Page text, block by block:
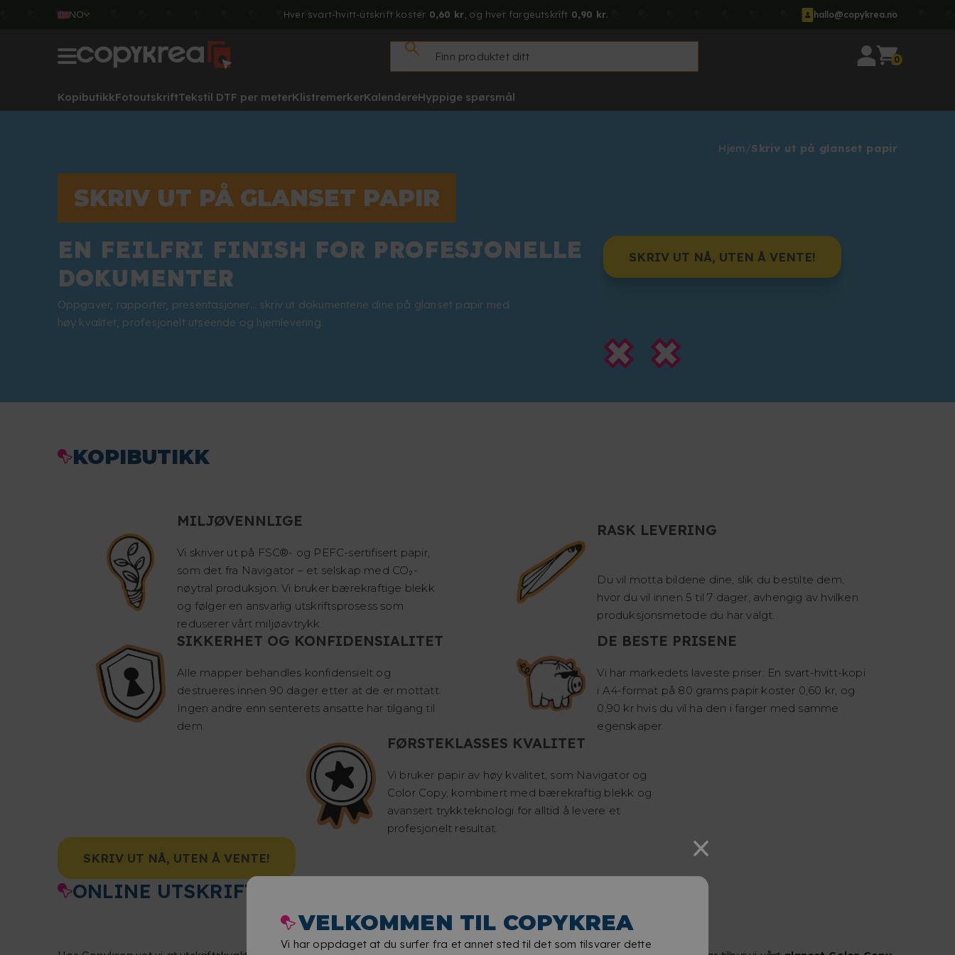
VELKOMMEN TIL COPYKREA
Vi har oppdaget at du surfer fra et annet sted til det som tilsvarer dette
NO Hver svart-hvitt-utskrift koster 0,60 kr , og hver fargeutskrift 0,90 kr. hallo@copykrea.no
0
KopibutikkFotoutskriftTekstil DTF per meterKlistremerkerKalendereHyppige spørsmål
Hjem Skriv ut på glanset papir
SKRIV UT PÅ GLANSET PAPIR
EN FEILFRI FINISH FOR PROFESJONELLE
DOKUMENTER
Oppgaver, rapporter, presentasjoner… skriv ut dokumentene dine på glanset papir med
høy kvalitet, profesjonelt utseende og hjemlevering.
SKRIV UT NÅ, UTEN Å VENTE!
KOPIBUTIKK
MILJØVENNLIGE
Vi skriver ut på FSC®- og PEFC-sertifisert papir,
som det fra Navigator – et selskap med CO₂-
nøytral produksjon. Vi bruker bærekraftige blekk
og følger en ansvarlig utskriftsprosess som
reduserer vårt miljøavtrykk.
RASK LEVERING
Du vil motta bildene dine, slik du bestilte dem,
hvor du vil innen 5 til 7 dager, avhengig av hvilken
produksjonsmetode du har valgt.
SIKKERHET OG KONFIDENSIALITET
Alle mapper behandles konfidensielt og
destrueres innen 90 dager etter at de er mottatt.
Ingen andre enn senterets ansatte har tilgang til
dem.
DE BESTE PRISENE
Vi har markedets laveste priser: En svart-hvitt-kopi
i A4-format på 80 grams papir koster 0,60 kr, og
0,90 kr hvis du vil ha den i farger med samme
egenskaper.
FØRSTEKLASSES KVALITET
Vi bruker papir av høy kvalitet, som Navigator og
Color Copy, kombinert med bærekraftig blekk og
avansert trykkteknologi for alltid å levere et
profesjonelt resultat.
SKRIV UT NÅ, UTEN Å VENTE!
ONLINE UTSKRIFT PÅ GLANSET PAPIR